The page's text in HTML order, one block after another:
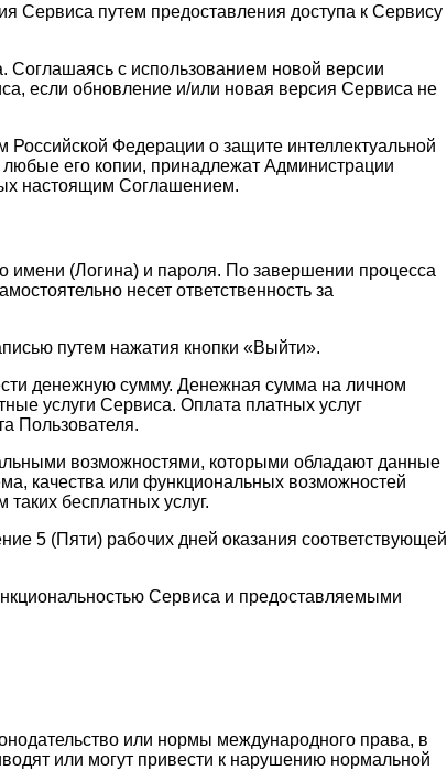
Сервиса путем предоставления доступа к Сервису
с использованием новой версии
если обновление и/или новая версия Сервиса не
Российской Федерации о защите интеллектуальной
его копии, принадлежат Администрации
настоящим Соглашением.
имени (Логина) и пароля. По завершении процесса
несет ответственность за
путем нажатия кнопки «Выйти».
денежную сумму. Денежная сумма на личном
услуги Сервиса. Оплата платных услуг
Пользователя.
возможностями, которыми обладают данные
качества или функциональных возможностей
бесплатных услуг.
5 (Пяти) рабочих дней оказания соответствующей
Сервиса и предоставляемыми
или нормы международного права, в
или могут привести к нарушению нормальной